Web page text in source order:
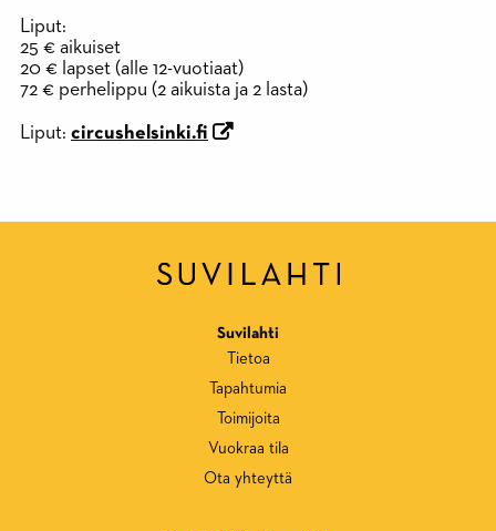
Liput:
25 € aikuiset
20 € lapset (alle 12-vuotiaat)
72 € perhelippu (2 aikuista ja 2 lasta)
Liput: circushelsinki.fi
Suvilahti
Tietoa
Tapahtumia
Toimijoita
Vuokraa tila
Ota yhteyttä